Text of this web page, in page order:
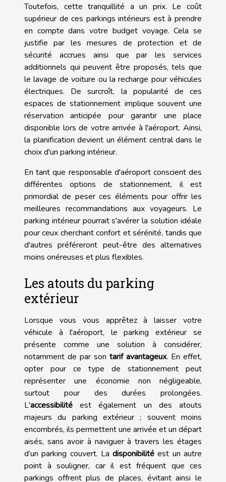
Toutefois, cette tranquillité a un prix. Le coût
supérieur de ces parkings intérieurs est à prendre
en compte dans votre budget voyage. Cela se
justifie par les mesures de protection et de
sécurité accrues ainsi que par les services
additionnels qui peuvent être proposés, tels que
le lavage de voiture ou la recharge pour véhicules
électriques. De surcroît, la popularité de ces
espaces de stationnement implique souvent une
réservation anticipée pour garantir une place
disponible lors de votre arrivée à l'aéroport. Ainsi,
la planification devient un élément central dans le
choix d'un parking intérieur.
En tant que responsable d'aéroport conscient des
différentes options de stationnement, il est
primordial de peser ces éléments pour offrir les
meilleures recommandations aux voyageurs. Le
parking intérieur pourrait s'avérer la solution idéale
pour ceux cherchant confort et sérénité, tandis que
d'autres préféreront peut-être des alternatives
moins onéreuses et plus flexibles.
Les atouts du parking
extérieur
Lorsque vous vous apprêtez à laisser votre
véhicule à l'aéroport, le parking extérieur se
présente comme une solution à considérer,
notamment de par son tarif avantageux. En effet,
opter pour ce type de stationnement peut
représenter une économie non négligeable,
surtout pour des durées prolongées.
L'accessibilité est également un des atouts
majeurs du parking extérieur ; souvent moins
encombrés, ils permettent une arrivée et un départ
aisés, sans avoir à naviguer à travers les étages
d’un parking couvert. Ladisponibilité est un autre
point à souligner, car il est fréquent que ces
parkings offrent plus de places, évitant ainsi le